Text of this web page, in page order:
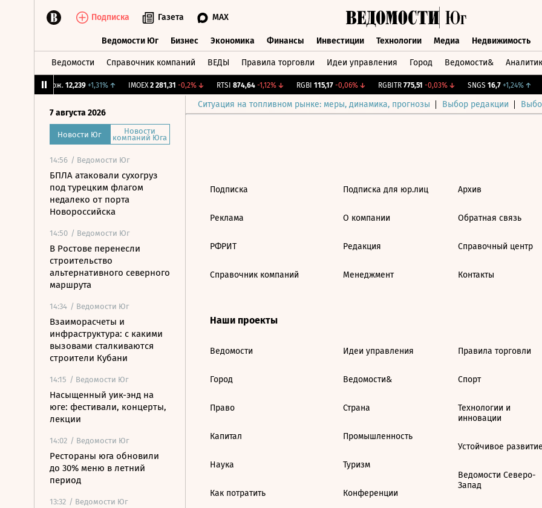
Подписка Газета MAX
Ведомости Юг Бизнес Экономика Финансы Инвестиции Технологии Медиа Недвижимость
Ведомости Справочник компаний ВЕДЫ Правила торговли Идеи управления Город Ведомости&
CNY Бирж. 12,239 +1,31%↑ IMOEX 2 281,31 -0,2%↓ RTSI 874,64 -1,12%↓ RGBI 115,17 -0,06%↓ RGBITR 775,51 -0,03%↓ SNGS 16,7 +1,24%↑
Ситуация на топливном рынке: меры, динамика, прогнозы Выбор редакции
7 августа 2026
Новости Юг Новости
компаний Юга
14:56 / Ведомости Юг
БПЛА атаковали сухогруз
под турецким флагом
недалеко от порта
Новороссийска
14:50 / Ведомости Юг
В Ростове перенесли
строительство
альтернативного северного
маршрута
14:34 / Ведомости Юг
Взаиморасчеты и
инфраструктура: с какими
вызовами сталкиваются
строители Кубани
14:15 / Ведомости Юг
Насыщенный уик-энд на
юге: фестивали, концерты,
лекции
14:02 / Ведомости Юг
Рестораны юга обновили
до 30% меню в летний
период
13:32 / Ведомости Юг
Подписка
Реклама
РФРИТ
Справочник компаний
Подписка для юр.лиц
О компании
Редакция
Менеджмент
Архив
Обратная связь
Справочный центр
Контакты
Наши проекты
Ведомости
Город
Право
Капитал
Наука
Как потратить
Идеи управления
Ведомости&
Страна
Промышленность
Туризм
Конференции
Правила торговли
Спорт
Технологии и
инновации
Устойчивое
Ведомости Северо-
Запад